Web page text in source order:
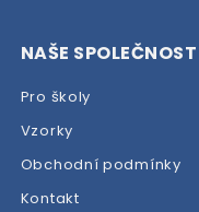
NAŠE SPOLEČNOST
Pro školy
Vzorky
Obchodní podmínky
Kontakt